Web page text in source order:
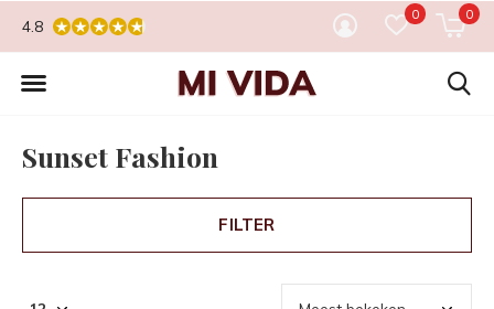
0 0
4.8
Sunset Fashion
FILTER